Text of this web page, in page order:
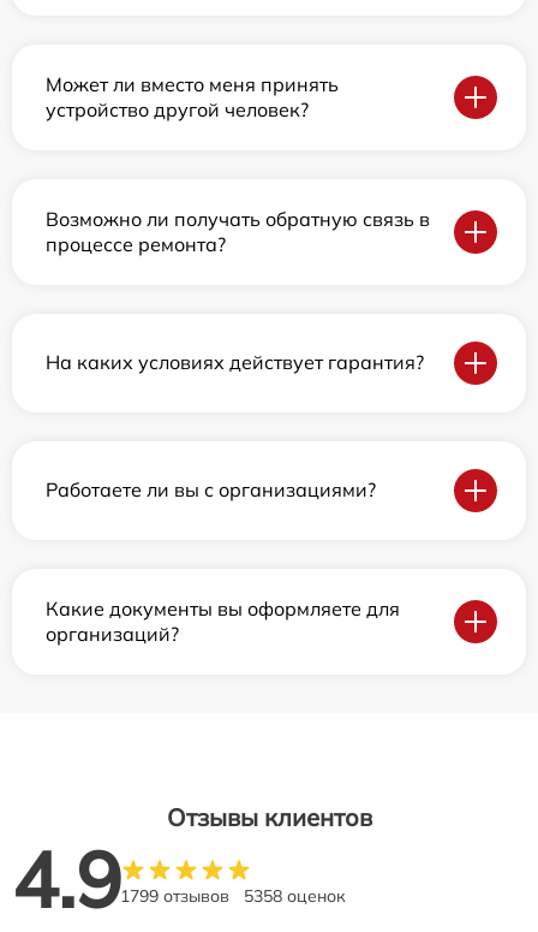
Может ли вместо меня принять
устройство другой человек?
Возможно ли получать обратную связь в
процессе ремонта?
На каких условиях действует гарантия?
Работаете ли вы с организациями?
Какие документы вы оформляете для
организаций?
Отзывы клиентов
4.91799 отзывов 5358 оценок